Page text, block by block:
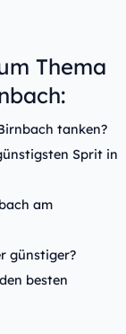
Thema
tanken?
Sprit in
am
günstiger?
besten